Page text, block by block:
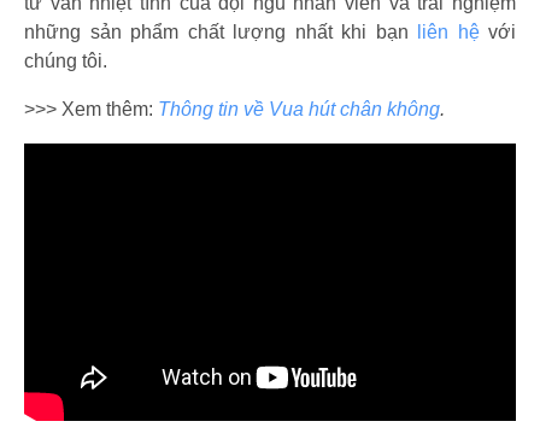
những sản phẩm chất lượng nhất khi bạn
liên hệvới
chúng tôi.
>>> Xem thêm: Thông tin về Vua hút chân không.